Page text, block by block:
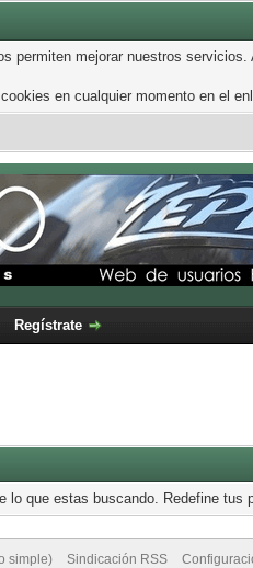
permiten mejorar nuestros
en cualquier momento en el
Regístrate
lo que estas buscando. Redefine tus
simple) Sindicación RSS